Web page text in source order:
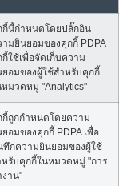
กี้นี้กำหนดโดยปลั๊กอิน
ามยินยอมของคุกกี้ PDPA
กี้ใช้เพื่อจัดเก็บความ
ยอมของผู้ใช้สำหรับคุกกี้
หมวดหมู่ "Analytics"
กี้ถูกกำหนดโดยความ
อมของคุกกี้ PDPA เพื่อ
ทึกความยินยอมของผู้ใช้
หรับคุกกี้ในหมวดหมู่ "การ
งาน"